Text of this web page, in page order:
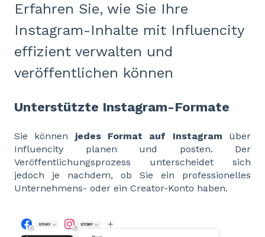
Erfahren Sie, wie Sie Ihre
Instagram-Inhalte mit Influencity
effizient verwalten und
veröffentlichen können
Unterstützte Instagram-Formate
Sie können jedes Format auf Instagram über
Influencity planen und posten. Der
Veröffentlichungsprozess unterscheidet sich
jedoch je nachdem, ob Sie ein professionelles
Unternehmens- oder ein Creator-Konto haben.